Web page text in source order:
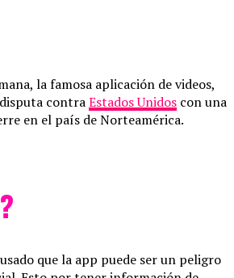
la famosa aplicación de videos,
contraEstados Unidos con una
en el país de Norteamérica.
que la app puede ser un peligro